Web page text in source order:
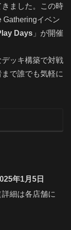
ました。この時
Gatheringイベン
Days 」が開催
ッキ構築で対戦
で誰でも気軽に
年1月5日
細は各店舗に